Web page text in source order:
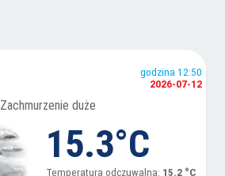
godzina 12:50
2026-07-12
Zachmurzenie duże
15.3°C
Temperatura odczuwalna: 15.2 °C